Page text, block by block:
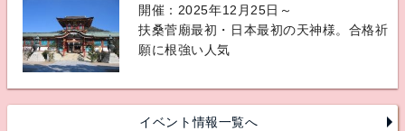
開催：2025年12月25日～
扶桑菅廟最初・日本最初の天神様。合格祈
願に根強い人気
イベント情報一覧へ